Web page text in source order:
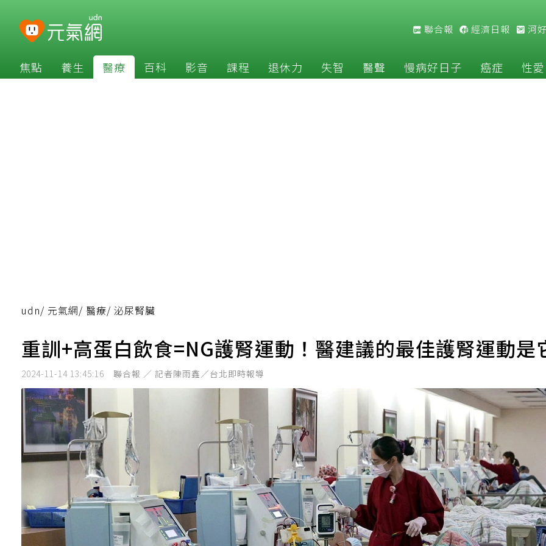
聯合報 經濟日報 河
焦點 養生 醫療 百科 影音 課程 退休力 失智 醫聲 慢病好日子 癌症 性愛
udn/ 元氣網/ 醫療/ 泌尿腎臟
重訓+高蛋白飲食=NG護腎運動！醫建議的最佳護腎運動是
2024-11-14 13:45:16 聯合報 ／ 記者陳雨鑫／台北即時報導